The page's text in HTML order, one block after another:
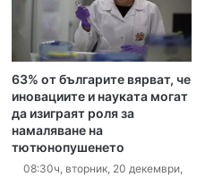
63% от българите вярват, че
иновациите и науката могат
да изиграят роля за
намаляване на
тютюнопушенето
08:30ч, вторник, 20 декември,